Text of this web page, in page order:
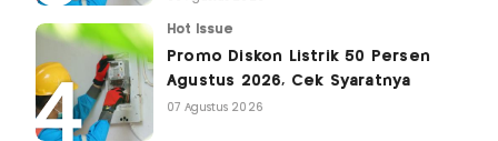
Hot Issue
Promo Diskon Listrik 50 Persen
Agustus 2026, Cek Syaratnya
07 Agustus 2026